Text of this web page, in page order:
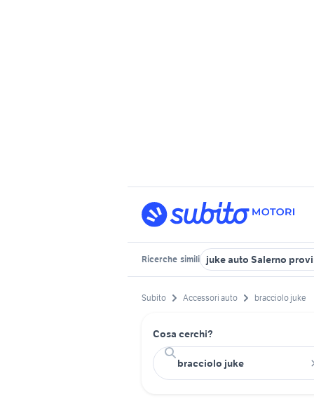
Ricerche simili juke auto Salerno
Subito Accessori auto bracciolo juke
Cosa cerchi?